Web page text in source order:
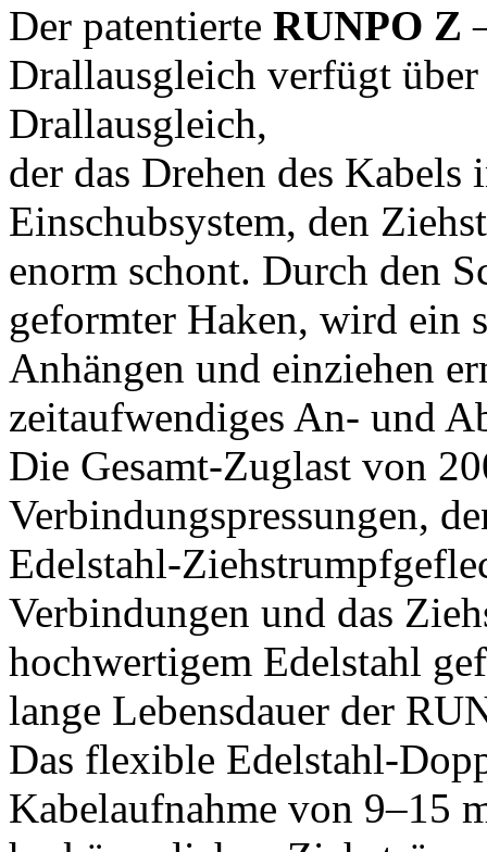
Der patentierte RUNPO Z
Drallausgleich verfügt
Drallausgleich,
der das Drehen des
Einschubsystem, den
enorm schont. Durch den
geformter Haken, wird ein
Anhängen und einziehen
zeitaufwendiges An- und
Die Gesamt-Zuglast von
Verbindungspressungen,
Edelstahl-
Verbindungen und das
hochwertigem Edelstahl
lange Lebensdauer der
Das flexible Edelstahl-
Kabelaufnahme von 9–15